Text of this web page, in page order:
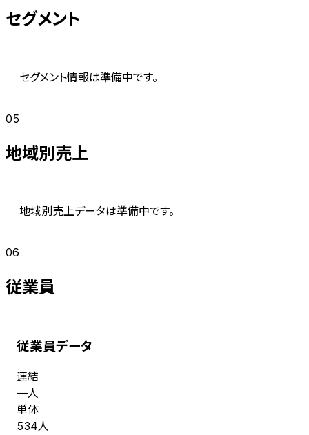
セグメント
セグメント情報は準備中です。
05
地域別売上
地域別売上データは準備中です。
06
従業員
従業員データ
連結
—人
単体
534人